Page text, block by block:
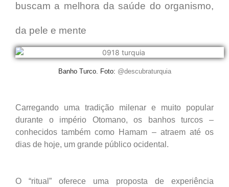
buscam a melhora da saúde do organismo,
da pele e mente
Banho Turco. Foto: @descubraturquia
Carregando uma tradição milenar e muito popular
durante o império Otomano, os banhos turcos –
conhecidos também como Hamam – atraem até os
dias de hoje, um grande público ocidental.
O “ritual” oferece uma proposta de experiência